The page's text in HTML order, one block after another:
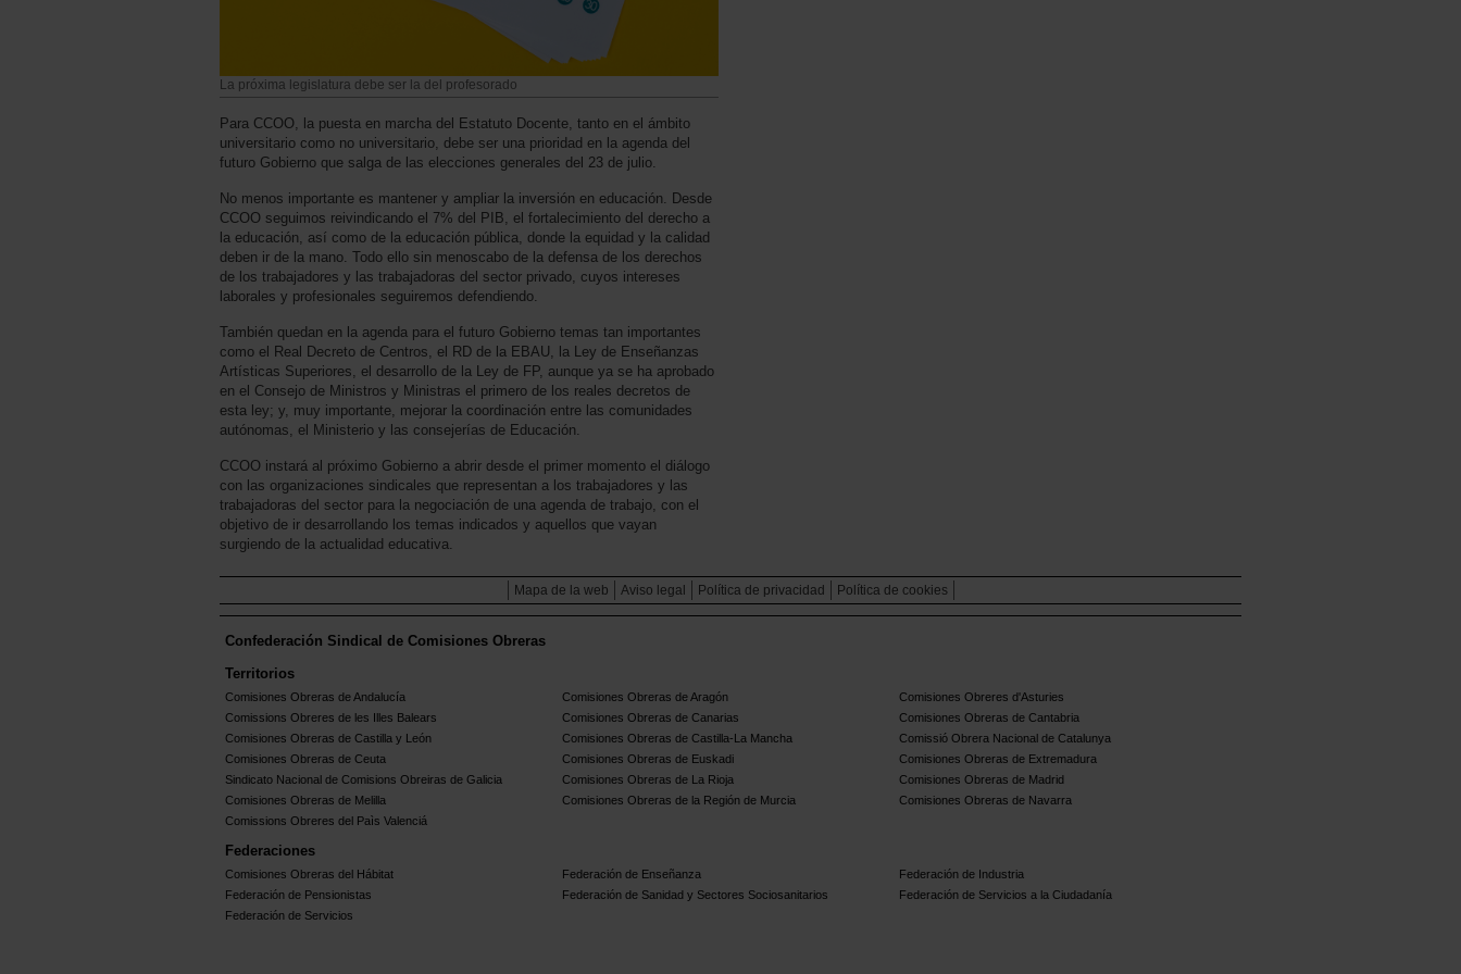
La próxima legislatura debe ser la del profesorado
Para CCOO, la puesta en marcha del Estatuto Docente, tanto en el ámbito
universitario como no universitario, debe ser una prioridad en la agenda del
futuro Gobierno que salga de las elecciones generales del 23 de julio.
No menos importante es mantener y ampliar la inversión en educación. Desde
CCOO seguimos reivindicando el 7% del PIB, el fortalecimiento del derecho a
la educación, así como de la educación pública, donde la equidad y la calidad
deben ir de la mano. Todo ello sin menoscabo de la defensa de los derechos
de los trabajadores y las trabajadoras del sector privado, cuyos intereses
laborales y profesionales seguiremos defendiendo.
También quedan en la agenda para el futuro Gobierno temas tan importantes
como el Real Decreto de Centros, el RD de la EBAU, la Ley de Enseñanzas
Artísticas Superiores, el desarrollo de la Ley de FP, aunque ya se ha aprobado
en el Consejo de Ministros y Ministras el primero de los reales decretos de
esta ley; y, muy importante, mejorar la coordinación entre las comunidades
autónomas, el Ministerio y las consejerías de Educación.
CCOO instará al próximo Gobierno a abrir desde el primer momento el diálogo
con las organizaciones sindicales que representan a los trabajadores y las
trabajadoras del sector para la negociación de una agenda de trabajo, con el
objetivo de ir desarrollando los temas indicados y aquellos que vayan
surgiendo de la actualidad educativa.
Mapa de la web Aviso legal Política de privacidad Política de cookies
Confederación Sindical de Comisiones Obreras
Territorios
Comisiones Obreras de Andalucía Comisiones Obreras de Aragón
Comisiones Obreres d'Asturies
Comissions Obreres de les Illes Balears
Comisiones Obreras de Canarias
Comisiones Obreras de Cantabria
Comisiones Obreras de Castilla y León
Comisiones Obreras de Castilla-La Mancha
Comissió Obrera Nacional de Catalunya
Comisiones Obreras de Ceuta
Comisiones Obreras de Euskadi
Comisiones Obreras de Extremadura
Sindicato Nacional de Comisions Obreiras de Galicia
Comisiones Obreras de La Rioja
Comisiones Obreras de Madrid
Comisiones Obreras de Melilla
Comisiones Obreras de la Región de Murcia
Comisiones Obreras de Navarra
Comissions Obreres del Paìs Valenciá
Federaciones
Comisiones Obreras del Hábitat Federación de Enseñanza
Federación de Industria
Federación de Pensionistas
Federación de Sanidad y Sectores Sociosanitarios
Federación de Servicios a la Ciudadanía
Federación de Servicios